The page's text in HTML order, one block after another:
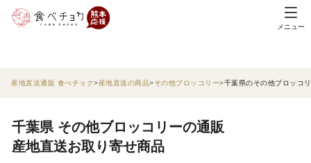
メニュー
産地直送通販 食べチョク 産地直送の商品 その他ブロッコリー 千葉県のその他ブロッコ
千葉県 その他ブロッコリーの通販
産地直送お取り寄せ商品